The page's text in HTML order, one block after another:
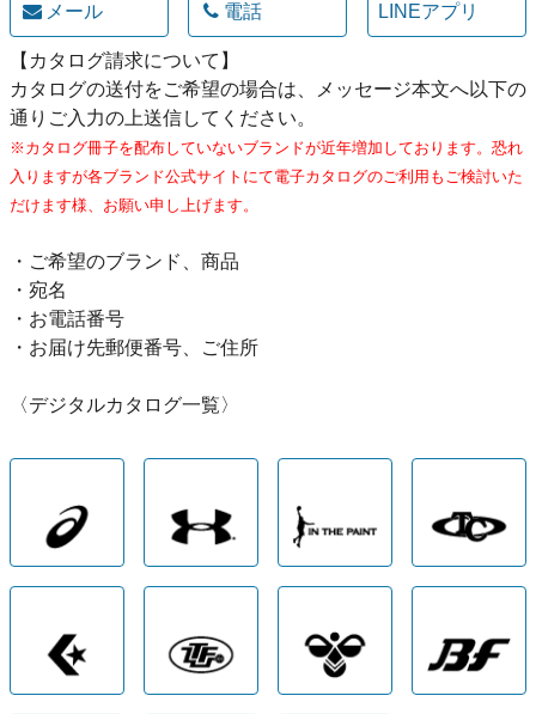
メール 電話 LINEアプリ
【カタログ請求について】
カタログの送付をご希望の場合は、メッセージ本文へ以下の
通りご入力の上送信してください。
※カタログ冊子を配布していないブランドが近年増加しております。恐れ
入りますが各ブランド公式サイトにて電子カタログのご利用もご検討いた
だけます様、お願い申し上げます。
・ご希望のブランド、商品
・宛名
・お電話番号
・お届け先郵便番号、ご住所
〈デジタルカタログ一覧〉